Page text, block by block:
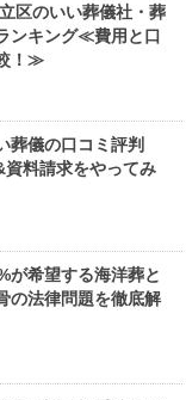
区のいい葬儀社・葬
ンキング≪費用と口
！≫
葬儀の口コミ評判
資料請求をやってみ
が希望する海洋葬と
の法律問題を徹底解